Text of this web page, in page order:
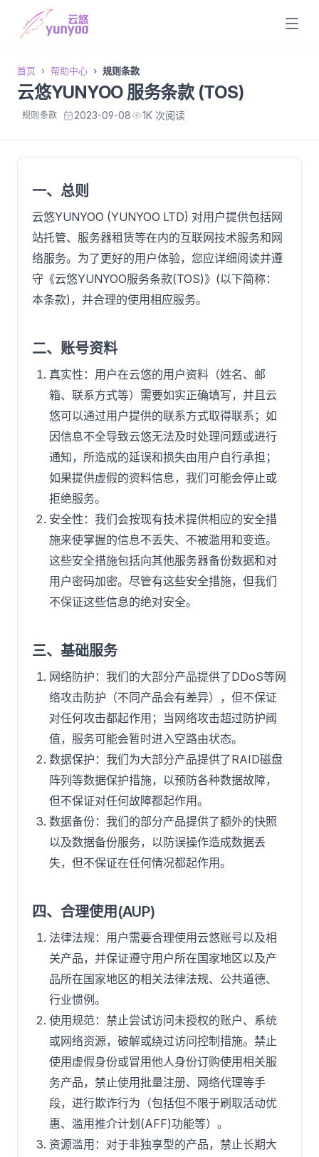
首页 帮助中心 规则条款
云悠YUNYOO 服务条款 (TOS)
规则条款 2023-09-08 1K 次阅读
一、总则
云悠YUNYOO (YUNYOO LTD) 对用户提供包括网
站托管、服务器租赁等在内的互联网技术服务和网
络服务。为了更好的用户体验，您应详细阅读并遵
守《云悠YUNYOO服务条款(TOS)》(以下简称：
本条款)，并合理的使用相应服务。
二、账号资料
真实性：用户在云悠的用户资料（姓名、邮
箱、联系方式等）需要如实正确填写，并且云
悠可以通过用户提供的联系方式取得联系；如
因信息不全导致云悠无法及时处理问题或进行
通知，所造成的延误和损失由用户自行承担；
如果提供虚假的资料信息，我们可能会停止或
拒绝服务。
安全性：我们会按现有技术提供相应的安全措
施来使掌握的信息不丢失、不被滥用和变造。
这些安全措施包括向其他服务器备份数据和对
用户密码加密。尽管有这些安全措施，但我们
不保证这些信息的绝对安全。
三、基础服务
网络防护：我们的大部分产品提供了DDoS等网
络攻击防护（不同产品会有差异），但不保证
对任何攻击都起作用；当网络攻击超过防护阈
值，服务可能会暂时进入空路由状态。
数据保护：我们为大部分产品提供了RAID磁盘
阵列等数据保护措施，以预防各种数据故障，
但不保证对任何故障都起作用。
数据备份：我们的部分产品提供了额外的快照
以及数据备份服务，以防误操作造成数据丢
失，但不保证在任何情况都起作用。
四、合理使用(AUP)
法律法规：用户需要合理使用云悠账号以及相
关产品，并保证遵守用户所在国家地区以及产
品所在国家地区的相关法律法规、公共道德、
行业惯例。
使用规范：禁止尝试访问未授权的账户、系统
或网络资源，破解或绕过访问控制措施。禁止
使用虚假身份或冒用他人身份订购使用相关服
务产品，禁止使用批量注册、网络代理等手
段，进行欺诈行为（包括但不限于刷取活动优
惠、滥用推介计划(AFF)功能等）。
资源滥用：对于非独享型的产品，禁止长期大